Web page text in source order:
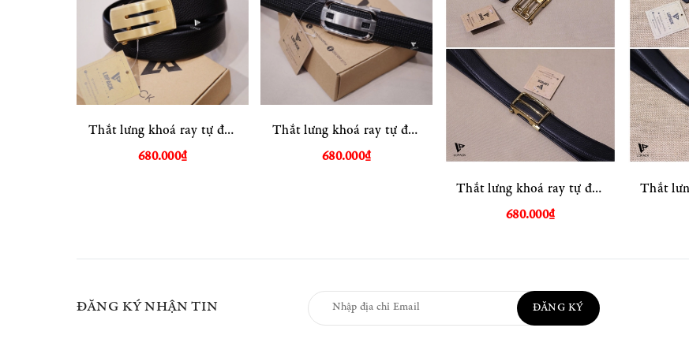
Thắt lưng khoá ray tự động
680.000₫
Thắt lưng khoá ray tự động
680.000₫
Thắt lưng khoá ray tự động
680.000₫
ĐĂNG KÝ NHẬN TIN ĐĂNG KÝ